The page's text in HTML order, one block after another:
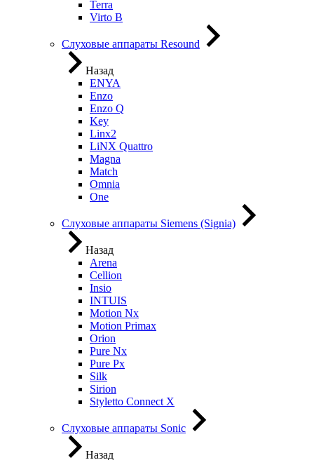
Terra
Virto B
Слуховые аппараты Resound
Назад
ENYA
Enzo
Enzo Q
Key
Linx2
LiNX Quattro
Magna
Match
Omnia
One
Слуховые аппараты Siemens (Signia)
Назад
Arena
Cellion
Insio
INTUIS
Motion Nx
Motion Primax
Orion
Pure Nx
Pure Px
Silk
Sirion
Styletto Connect X
Слуховые аппараты Sonic
Назад